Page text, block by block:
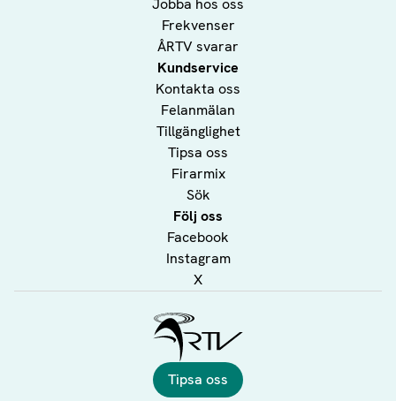
Jobba hos oss
Frekvenser
ÅRTV svarar
Kundservice
Kontakta oss
Felanmälan
Tillgänglighet
Tipsa oss
Firarmix
Sök
Följ oss
Facebook
Instagram
X
Tipsa oss